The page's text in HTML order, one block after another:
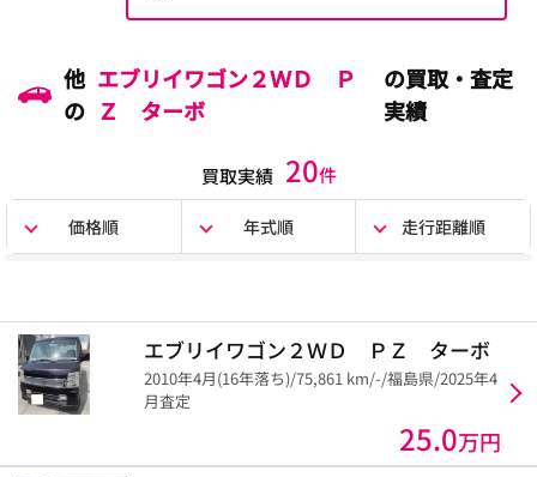
他
の
エブリイワゴン２ＷＤ Ｐ
Ｚ ターボ
の買取・査定
実績
買取実績 20件
価格順 年式順 走行距離順
エブリイワゴン２ＷＤ ＰＺ ターボ
2010年4月(16年落ち)/75,861 km/-/福島県/2025年4
月査定
25.0万円